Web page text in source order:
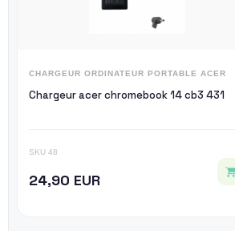
CHARGEUR ORDINATEUR PORTABLE ACER
Chargeur acer chromebook 14 cb3 431
SKU 48
24,90 EUR